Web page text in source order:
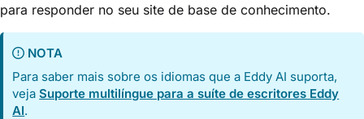
para responder no seu site de base de conhecimento.
NOTA
Para saber mais sobre os idiomas que a Eddy AI suporta,
vejaSuporte multilíngue para a suíte de escritores Eddy
AI.